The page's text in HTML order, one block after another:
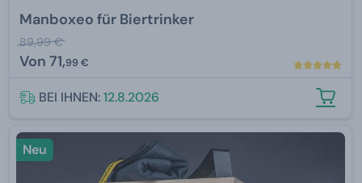
Manboxeo für Biertrinker
89,99 €
Von 71,99 €
BEI IHNEN:12.8.2026
Neu